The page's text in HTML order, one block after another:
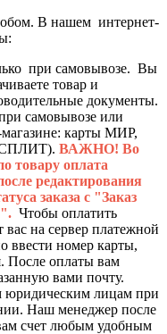
В нашем интернет-
при самовывозе. Вы
товар и
документы.
самовывозе или
магазине: карты МИР,
СПЛИТ). ВАЖНО! Во
товару оплата
редактирования
заказа с "Заказ
Чтобы оплатить
вас на сервер платежной
ввести номер карты,
После оплаты вам
вами почту.
юридическим лицам при
Наш менеджер после
счет любым удобным